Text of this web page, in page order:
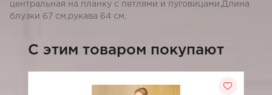
центральная на планку с петлями и пуговицами.Длина
блузки 67 см,рукава 64 см.
C этим товаром покупают